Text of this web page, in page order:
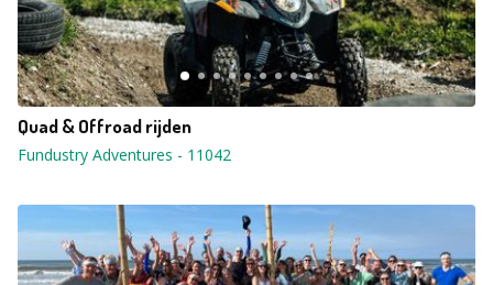
Quad & Offroad rijden
Fundustry Adventures - 11042